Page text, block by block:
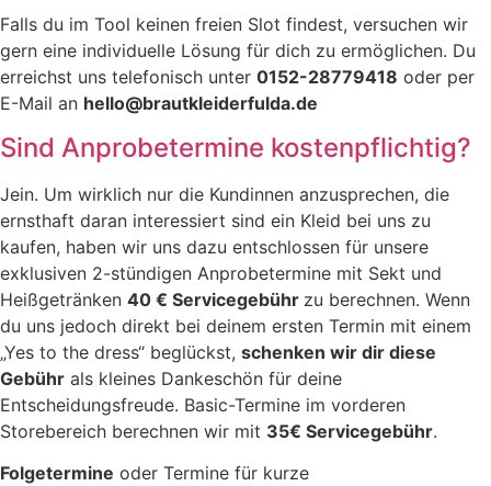
Falls du im Tool keinen freien Slot findest, versuchen wir
gern eine individuelle Lösung für dich zu ermöglichen. Du
erreichst uns telefonisch unter 0152-28779418 oder per
E-Mail an hello@brautkleiderfulda.de
Sind Anprobetermine kostenpflichtig?
Jein. Um wirklich nur die Kundinnen anzusprechen, die
ernsthaft daran interessiert sind ein Kleid bei uns zu
kaufen, haben wir uns dazu entschlossen für unsere
exklusiven 2-stündigen Anprobetermine mit Sekt und
Heißgetränken 40 € Servicegebühr zu berechnen. Wenn
du uns jedoch direkt bei deinem ersten Termin mit einem
„Yes to the dress“ beglückst, schenken wir dir diese
Gebühr als kleines Dankeschön für deine
Entscheidungsfreude. Basic-Termine im vorderen
Storebereich berechnen wir mit 35€ Servicegebühr.
Folgetermine oder Termine für kurze